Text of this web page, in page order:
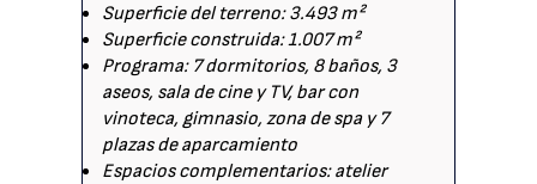
Superficie del terreno: 3.493 m²
Superficie construida: 1.007 m²
Programa: 7 dormitorios, 8 baños, 3
aseos, sala de cine y TV, bar con
vinoteca, gimnasio, zona de spa y 7
plazas de aparcamiento
Espacios complementarios: atelier